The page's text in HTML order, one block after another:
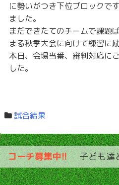
に勢いがつき下位ブロックで
ました。
まだできたてのチームで課題
まる秋季大会に向けて練習に励
本日、会場当番、審判対応に
した。
試合結果
コーチ募集中!! 子ども達